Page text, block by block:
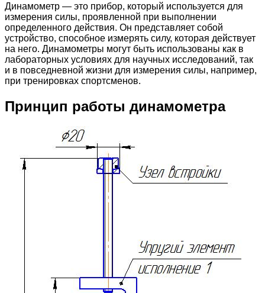
Динамометр — это прибор, который используется для
измерения силы, проявленной при выполнении
определенного действия. Он представляет собой
устройство, способное измерять силу, которая действует
на него. Динамометры могут быть использованы как в
лабораторных условиях для научных исследований, так
и в повседневной жизни для измерения силы, например,
при тренировках спортсменов.
Принцип работы динамометра